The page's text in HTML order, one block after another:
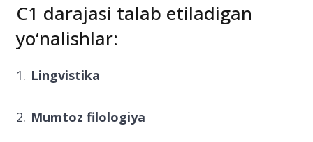
C1 darajasi talab etiladigan
yo‘nalishlar:
Lingvistika
Mumtoz filologiya